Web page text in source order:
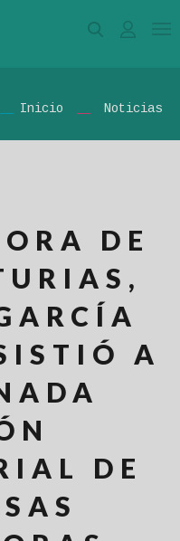
Inicio Noticias
DE
A
DE